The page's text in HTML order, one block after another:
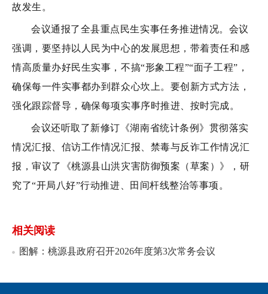
故发生。
会议通报了全县重点民生实事任务推进情况。会议
强调 ， 要坚持以人民为中心的发展思想，带着责任和感
情高质量办好民生实事，不搞“形象工程”“面子工程”，
确保每一件实事都办到群众心坎上。要创新方式方法，
强化跟踪督导，确保每项实事序时推进、按时完成。
会议还听取了新修订《湖南省统计条例》贯彻落实
情况汇报、信访工作情况汇报、禁毒与反诈工作情况汇
报，审议了 《桃源县山洪灾害防御预案 （草案）》
，研
究了“开局八好”行动推进、田间杆线整治等事项 。
相关阅读
图解：桃源县政府召开2026年度第3次常务会议